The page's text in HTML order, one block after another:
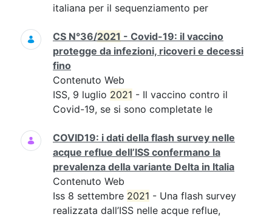
italiana per il sequenziamento per
CS N°36/2021 - Covid-19: il vaccino
protegge da infezioni, ricoveri e decessi
fino
Contenuto Web
ISS, 9 luglio 2021 - Il vaccino contro il
Covid-19, se si sono completate le
COVID19: i dati della flash survey nelle
acque reflue dell’ISS confermano la
prevalenza della variante Delta in Italia
Contenuto Web
Iss 8 settembre 2021 - Una flash survey
realizzata dall’ISS nelle acque reflue,